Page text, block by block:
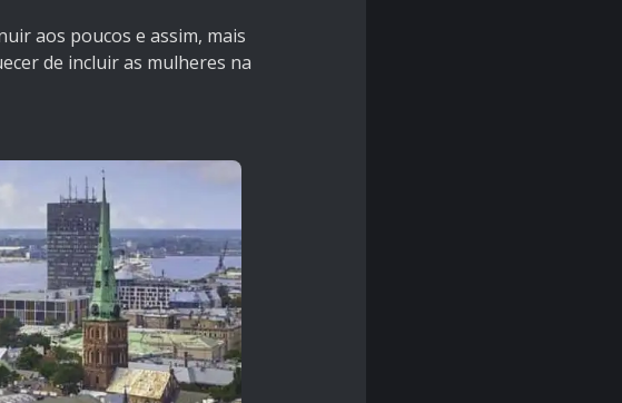
aos poucos e assim, mais
de incluir as mulheres na